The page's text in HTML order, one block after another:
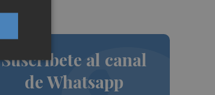
Suscríbete al canal
de Whatsapp